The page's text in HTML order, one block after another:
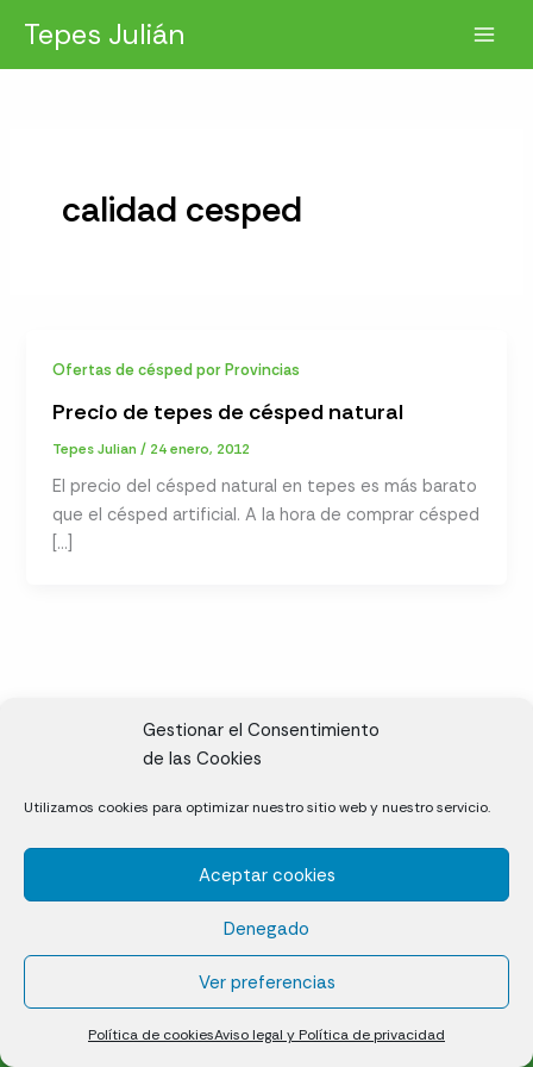
Gestionar el Consentimiento
de las Cookies
Utilizamos cookies para optimizar nuestro sitio web y nuestro servicio.
Aceptar cookies
Denegado
Ver preferencias
Política de cookiesAviso legal y Política de privacidad
contenido
Tepes Julián
calidad cesped
Ofertas de césped por Provincias
Precio de tepes de césped natural
Tepes Julian/ 24 enero, 2012
El precio del césped natural en tepes es más barato
que el césped artificial. A la hora de comprar césped
[…]
Cáceres
Césped natural en tepes
Política de cookies (UE)
Aviso legal y Política de privacidad
¿Quiénes somos?
Contacto